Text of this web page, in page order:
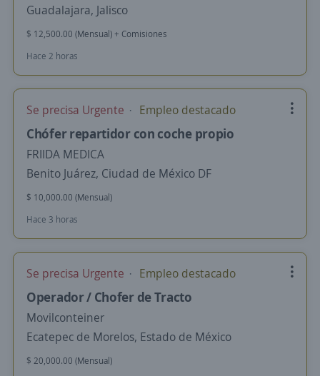
Guadalajara, Jalisco
$ 12,500.00 (Mensual) + Comisiones
Hace 2 horas
Se precisa Urgente Empleo destacado
Chófer repartidor con coche propio
FRIIDA MEDICA
Benito Juárez, Ciudad de México DF
$ 10,000.00 (Mensual)
Hace 3 horas
Se precisa Urgente Empleo destacado
Operador / Chofer de Tracto
Movilconteiner
Ecatepec de Morelos, Estado de México
$ 20,000.00 (Mensual)